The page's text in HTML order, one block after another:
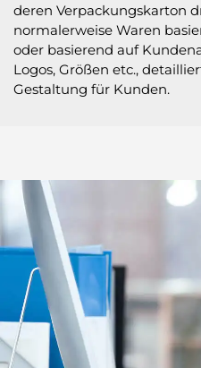
deren Verpackungskarton
normalerweise Waren
oder basierend auf
Logos, Größen etc.,
Gestaltung für Kunden.